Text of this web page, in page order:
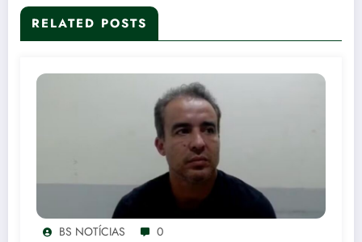
RELATED POSTS
BS NOTÍCIAS 0